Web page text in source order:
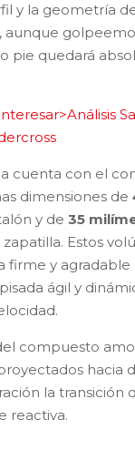
y la geometría
aunque
pie quedará
cuenta con el
dimensiones de
y de 35
Estos
firme y
ágil y
compuesto
hacia
la transición
reactiva.